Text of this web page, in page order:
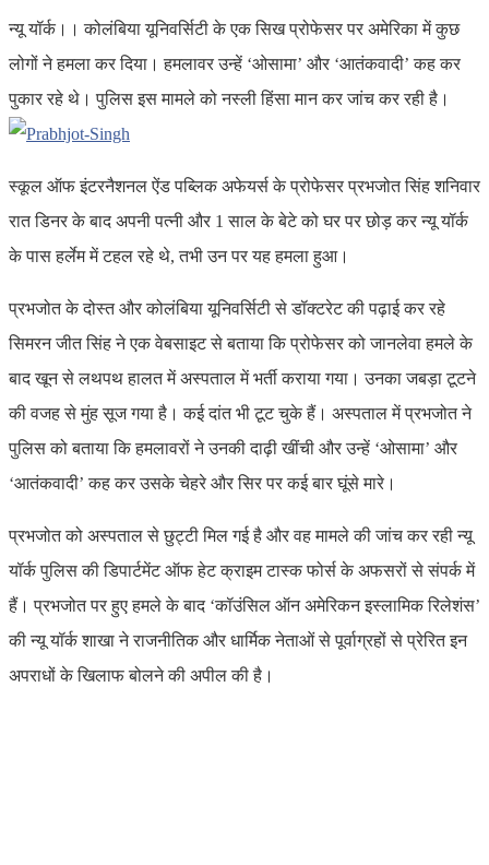
न्यू यॉर्क।। कोलंबिया यूनिवर्सिटी के एक सिख प्रोफेसर पर अमेरिका में कुछ
लोगों ने हमला कर दिया। हमलावर उन्हें ‘ओसामा’ और ‘आतंकवादी’ कह कर
पुकार रहे थे। पुलिस इस मामले को नस्ली हिंसा मान कर जांच कर रही है।
स्कूल ऑफ इंटरनैशनल ऐंड पब्लिक अफेयर्स के प्रोफेसर प्रभजोत सिंह शनिवार
रात डिनर के बाद अपनी पत्नी और 1 साल के बेटे को घर पर छोड़ कर न्यू यॉर्क
के पास हर्लेम में टहल रहे थे, तभी उन पर यह हमला हुआ।
प्रभजोत के दोस्त और कोलंबिया यूनिवर्सिटी से डॉक्टरेट की पढ़ाई कर रहे
सिमरन जीत सिंह ने एक वेबसाइट से बताया कि प्रोफेसर को जानलेवा हमले के
बाद खून से लथपथ हालत में अस्पताल में भर्ती कराया गया। उनका जबड़ा टूटने
की वजह से मुंह सूज गया है। कई दांत भी टूट चुके हैं। अस्पताल में प्रभजोत ने
पुलिस को बताया कि हमलावरों ने उनकी दाढ़ी खींची और उन्हें ‘ओसामा’ और
‘आतंकवादी’ कह कर उसके चेहरे और सिर पर कई बार घूंसे मारे।
प्रभजोत को अस्पताल से छुट्टी मिल गई है और वह मामले की जांच कर रही न्यू
यॉर्क पुलिस की डिपार्टमेंट ऑफ हेट क्राइम टास्क फोर्स के अफसरों से संपर्क में
हैं। प्रभजोत पर हुए हमले के बाद ‘कॉउंसिल ऑन अमेरिकन इस्लामिक रिलेशंस’
की न्यू यॉर्क शाखा ने राजनीतिक और धार्मिक नेताओं से पूर्वाग्रहों से प्रेरित इन
अपराधों के खिलाफ बोलने की अपील की है।